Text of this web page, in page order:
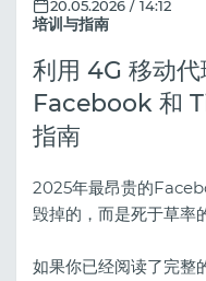
培训与指南
20.05.2026 / 14:12
利用 4G 移动代
Facebook 和
指南
2025年最昂贵的
毁掉的，而是死于草率
如果你已经阅读了完